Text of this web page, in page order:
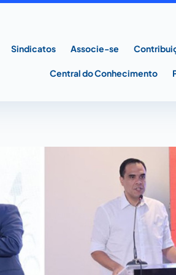
Sindicatos Associe-se
Central do Conhecimento